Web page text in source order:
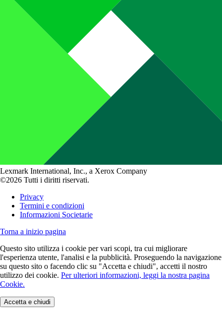
Lexmark International, Inc., a Xerox Company
©2026 Tutti i diritti riservati.
Privacy
Termini e condizioni
Informazioni Societarie
Torna a inizio pagina
Questo sito utilizza i cookie per vari scopi, tra cui migliorare
l'esperienza utente, l'analisi e la pubblicità. Proseguendo la navigazione
su questo sito o facendo clic su "Accetta e chiudi", accetti il nostro
utilizzo dei cookie. Per ulteriori informazioni, leggi la nostra pagina
Cookie.
Accetta e chiudi